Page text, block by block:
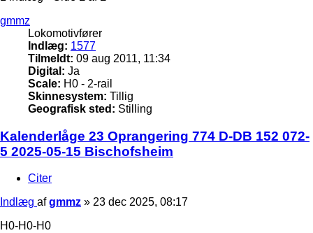
gmmz
Lokomotivfører
Indlæg: 1577
Tilmeldt: 09 aug 2011, 11:34
Digital: Ja
Scale: H0 - 2-rail
Skinnesystem: Tillig
Geografisk sted: Stilling
Kalenderlåge 23 Oprangering 774 D-DB 152 072-
5 2025-05-15 Bischofsheim
Citer
Indlæg afgmmz » 23 dec 2025, 08:17
H0-H0-H0